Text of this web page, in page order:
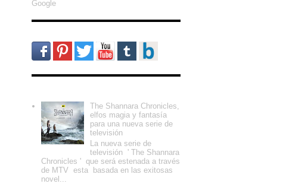
Google
The Shannara Chronicles,
elfos magia y fantasía
para una nueva serie de
televisión
La nueva serie de
televisión ' The Shannara
Chronicles ' que será estenada a través
de MTV esta basada en las exitosas
novel...